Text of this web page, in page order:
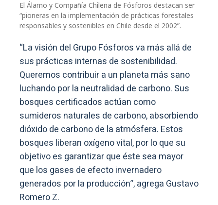
El Álamo y Compañía Chilena de Fósforos destacan ser
“pioneras en la implementación de prácticas forestales
responsables y sostenibles en Chile desde el 2002”.
“La visión del Grupo Fósforos va más allá de
sus prácticas internas de sostenibilidad.
Queremos contribuir a un planeta más sano
luchando por la neutralidad de carbono. Sus
bosques certificados actúan como
sumideros naturales de carbono, absorbiendo
dióxido de carbono de la atmósfera. Estos
bosques liberan oxígeno vital, por lo que su
objetivo es garantizar que éste sea mayor
que los gases de efecto invernadero
generados por la producción”, agrega Gustavo
Romero Z.